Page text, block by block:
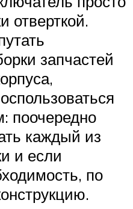
отверткой.
запчастей
поочередно
каждый из
и если
по